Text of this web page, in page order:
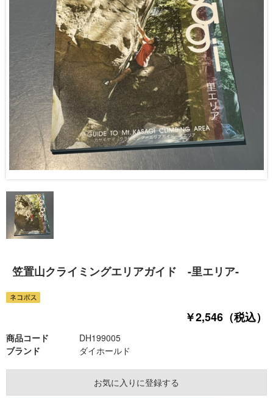
笠置山クライミングエリアガイド -里エリア-
￥2,546（税込）
商品コード
DH199005
ブランド
ダイホールド
お気に入りに登録する